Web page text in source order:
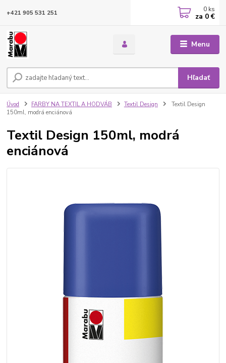
Menu
Hľadať
+421 905 531 251 0 ks
za 0 €
Úvod FARBY NA TEXTIL A HODVÁB Textil Design
Textil Design
150ml, modrá enciánová
Textil Design 150ml, modrá
enciánová